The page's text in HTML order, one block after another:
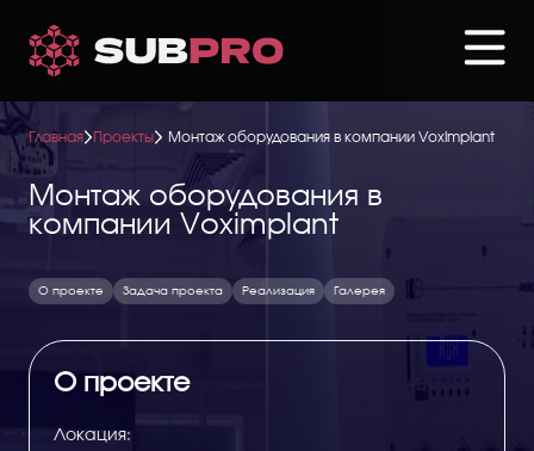
основному
Главная Проекты Монтаж оборудования в компании Voximplant
Монтаж оборудования в
компании Voximplant
О проекте Задача проекта Реализация Галерея
О проекте
Локация: